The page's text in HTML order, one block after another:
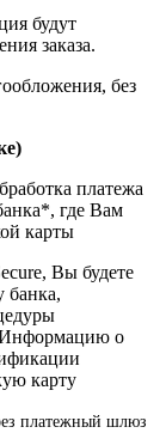
будут
заказа.
без
платежа
где Вам
карты
Вы будете
банка,
Информацию о
карту
платежный шлюз